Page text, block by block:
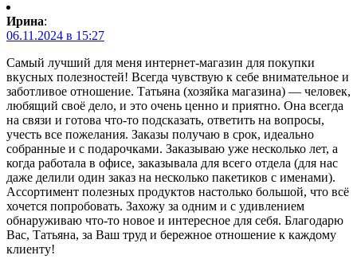
Ирина:
06.11.2024 в 15:27
Самый лучший для меня интернет-магазин для покупки
вкусных полезностей! Всегда чувствую к себе внимательное и
заботливое отношение. Татьяна (хозяйка магазина) — человек,
любящий своё дело, и это очень ценно и приятно. Она всегда
на связи и готова что-то подсказать, ответить на вопросы,
учесть все пожелания. Заказы получаю в срок, идеально
собранные и с подарочками. Заказываю уже несколько лет, а
когда работала в офисе, заказывала для всего отдела (для нас
даже делили один заказ на несколько пакетиков с именами).
Ассортимент полезных продуктов настолько большой, что всё
хочется попробовать. Захожу за одним и с удивлением
обнаруживаю что-то новое и интересное для себя. Благодарю
Вас, Татьяна, за Ваш труд и бережное отношение к каждому
клиенту!